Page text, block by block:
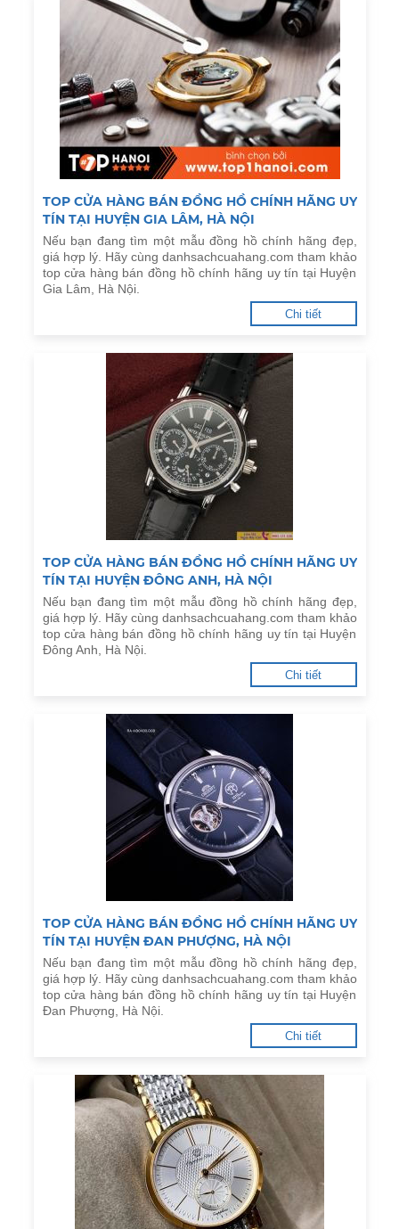
TOP CỬA HÀNG BÁN ĐỒNG HỒ CHÍNH HÃNG UY
TÍN TẠI HUYỆN GIA LÂM, HÀ NỘI
Nếu bạn đang tìm một mẫu đồng hồ chính hãng đẹp,
giá hợp lý. Hãy cùng danhsachcuahang.com tham khảo
top cửa hàng bán đồng hồ chính hãng uy tín tại Huyện
Gia Lâm, Hà Nội.
Chi tiết
TOP CỬA HÀNG BÁN ĐỒNG HỒ CHÍNH HÃNG UY
TÍN TẠI HUYỆN ĐÔNG ANH, HÀ NỘI
Nếu bạn đang tìm một mẫu đồng hồ chính hãng đẹp,
giá hợp lý. Hãy cùng danhsachcuahang.com tham khảo
top cửa hàng bán đồng hồ chính hãng uy tín tại Huyện
Đông Anh, Hà Nội.
Chi tiết
TOP CỬA HÀNG BÁN ĐỒNG HỒ CHÍNH HÃNG UY
TÍN TẠI HUYỆN ĐAN PHƯỢNG, HÀ NỘI
Nếu bạn đang tìm một mẫu đồng hồ chính hãng đẹp,
giá hợp lý. Hãy cùng danhsachcuahang.com tham khảo
top cửa hàng bán đồng hồ chính hãng uy tín tại Huyện
Đan Phượng, Hà Nội.
Chi tiết